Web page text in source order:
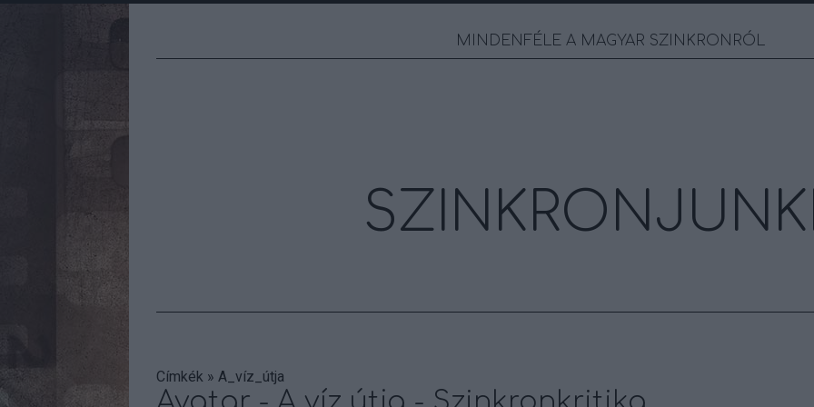
MINDENFÉLE A MAGYAR SZINKRONRÓL
Címkék » A_víz_útja